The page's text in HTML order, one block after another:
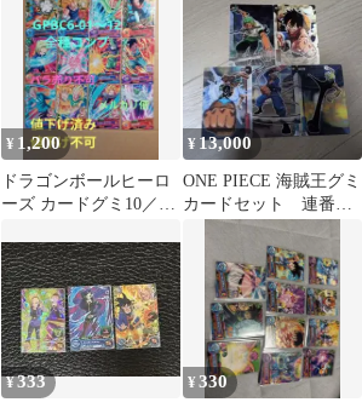
ー将軍
¥ 1,200
ドラゴンボールヒーロ
ーズ カードグミ10／
ラ売り不可
¥ 13,000
ONE PIECE 海賊王グミ
カードセット 連番
3D仕様
¥333 ¥330